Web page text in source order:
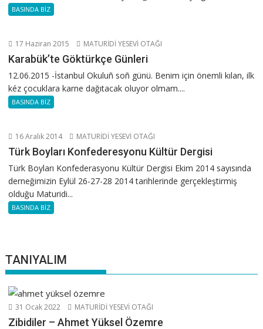
BASINDA BİZ
17 Haziran 2015 MATURİDİ YESEVİ OTAĞI
Karabük’te Göktürkçe Günleri
12.06.2015 -İstanbul Okuluñ soñ günü. Benim için önemli kılan, ilk
kéz çocuklara karne dağıtacak oluyor olmam....
BASINDA BİZ
16 Aralık 2014 MATURİDİ YESEVİ OTAĞI
Türk Boyları Konfederesyonu Kültür Dergisi
Türk Boyları Konfederasyonu Kültür Dergisi Ekim 2014 sayısında
derneğimizin Eylül 26-27-28 2014 tarihlerinde gerçekleştirmiş
olduğu Maturidi...
BASINDA BİZ
TANIYALIM
31 Ocak 2022 MATURİDİ YESEVİ OTAĞI
Zibidiler – Ahmet Yüksel Özemre